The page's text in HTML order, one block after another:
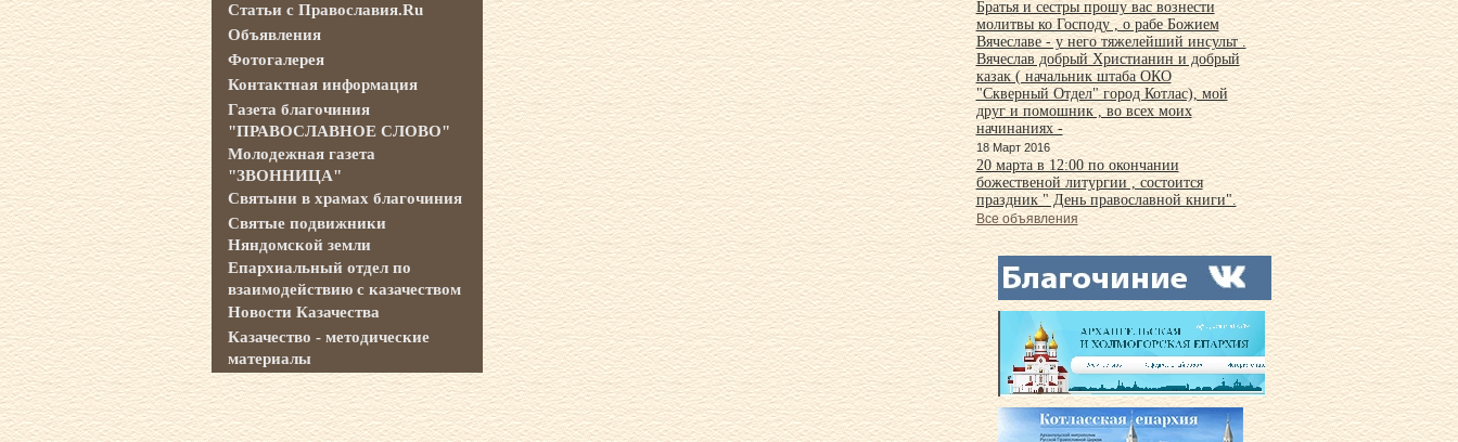
Статьи с Православия.Ru
Объявления
Фотогалерея
Контактная информация
Газета благочиния
"ПРАВОСЛАВНОЕ СЛОВО"
Молодежная газета
"ЗВОННИЦА"
Святыни в храмах благочиния
Святые подвижники
Няндомской земли
Епархиальный отдел по
взаимодействию с казачеством
Новости Казачества
Казачество - методические
материалы
Братья и сестры прошу вас вознести
молитвы ко Господу , о рабе Божием
Вячеславе - у него тяжелейший инсульт .
Вячеслав добрый Христианин и добрый
казак ( начальник штаба ОКО
"Скверный Отдел" город Котлас), мой
друг и помошник , во всех моих
начинаниях -
18 Март 2016
20 марта в 12:00 по окончании
божественой литургии , состоится
праздник " День православной книги".
Все объявления